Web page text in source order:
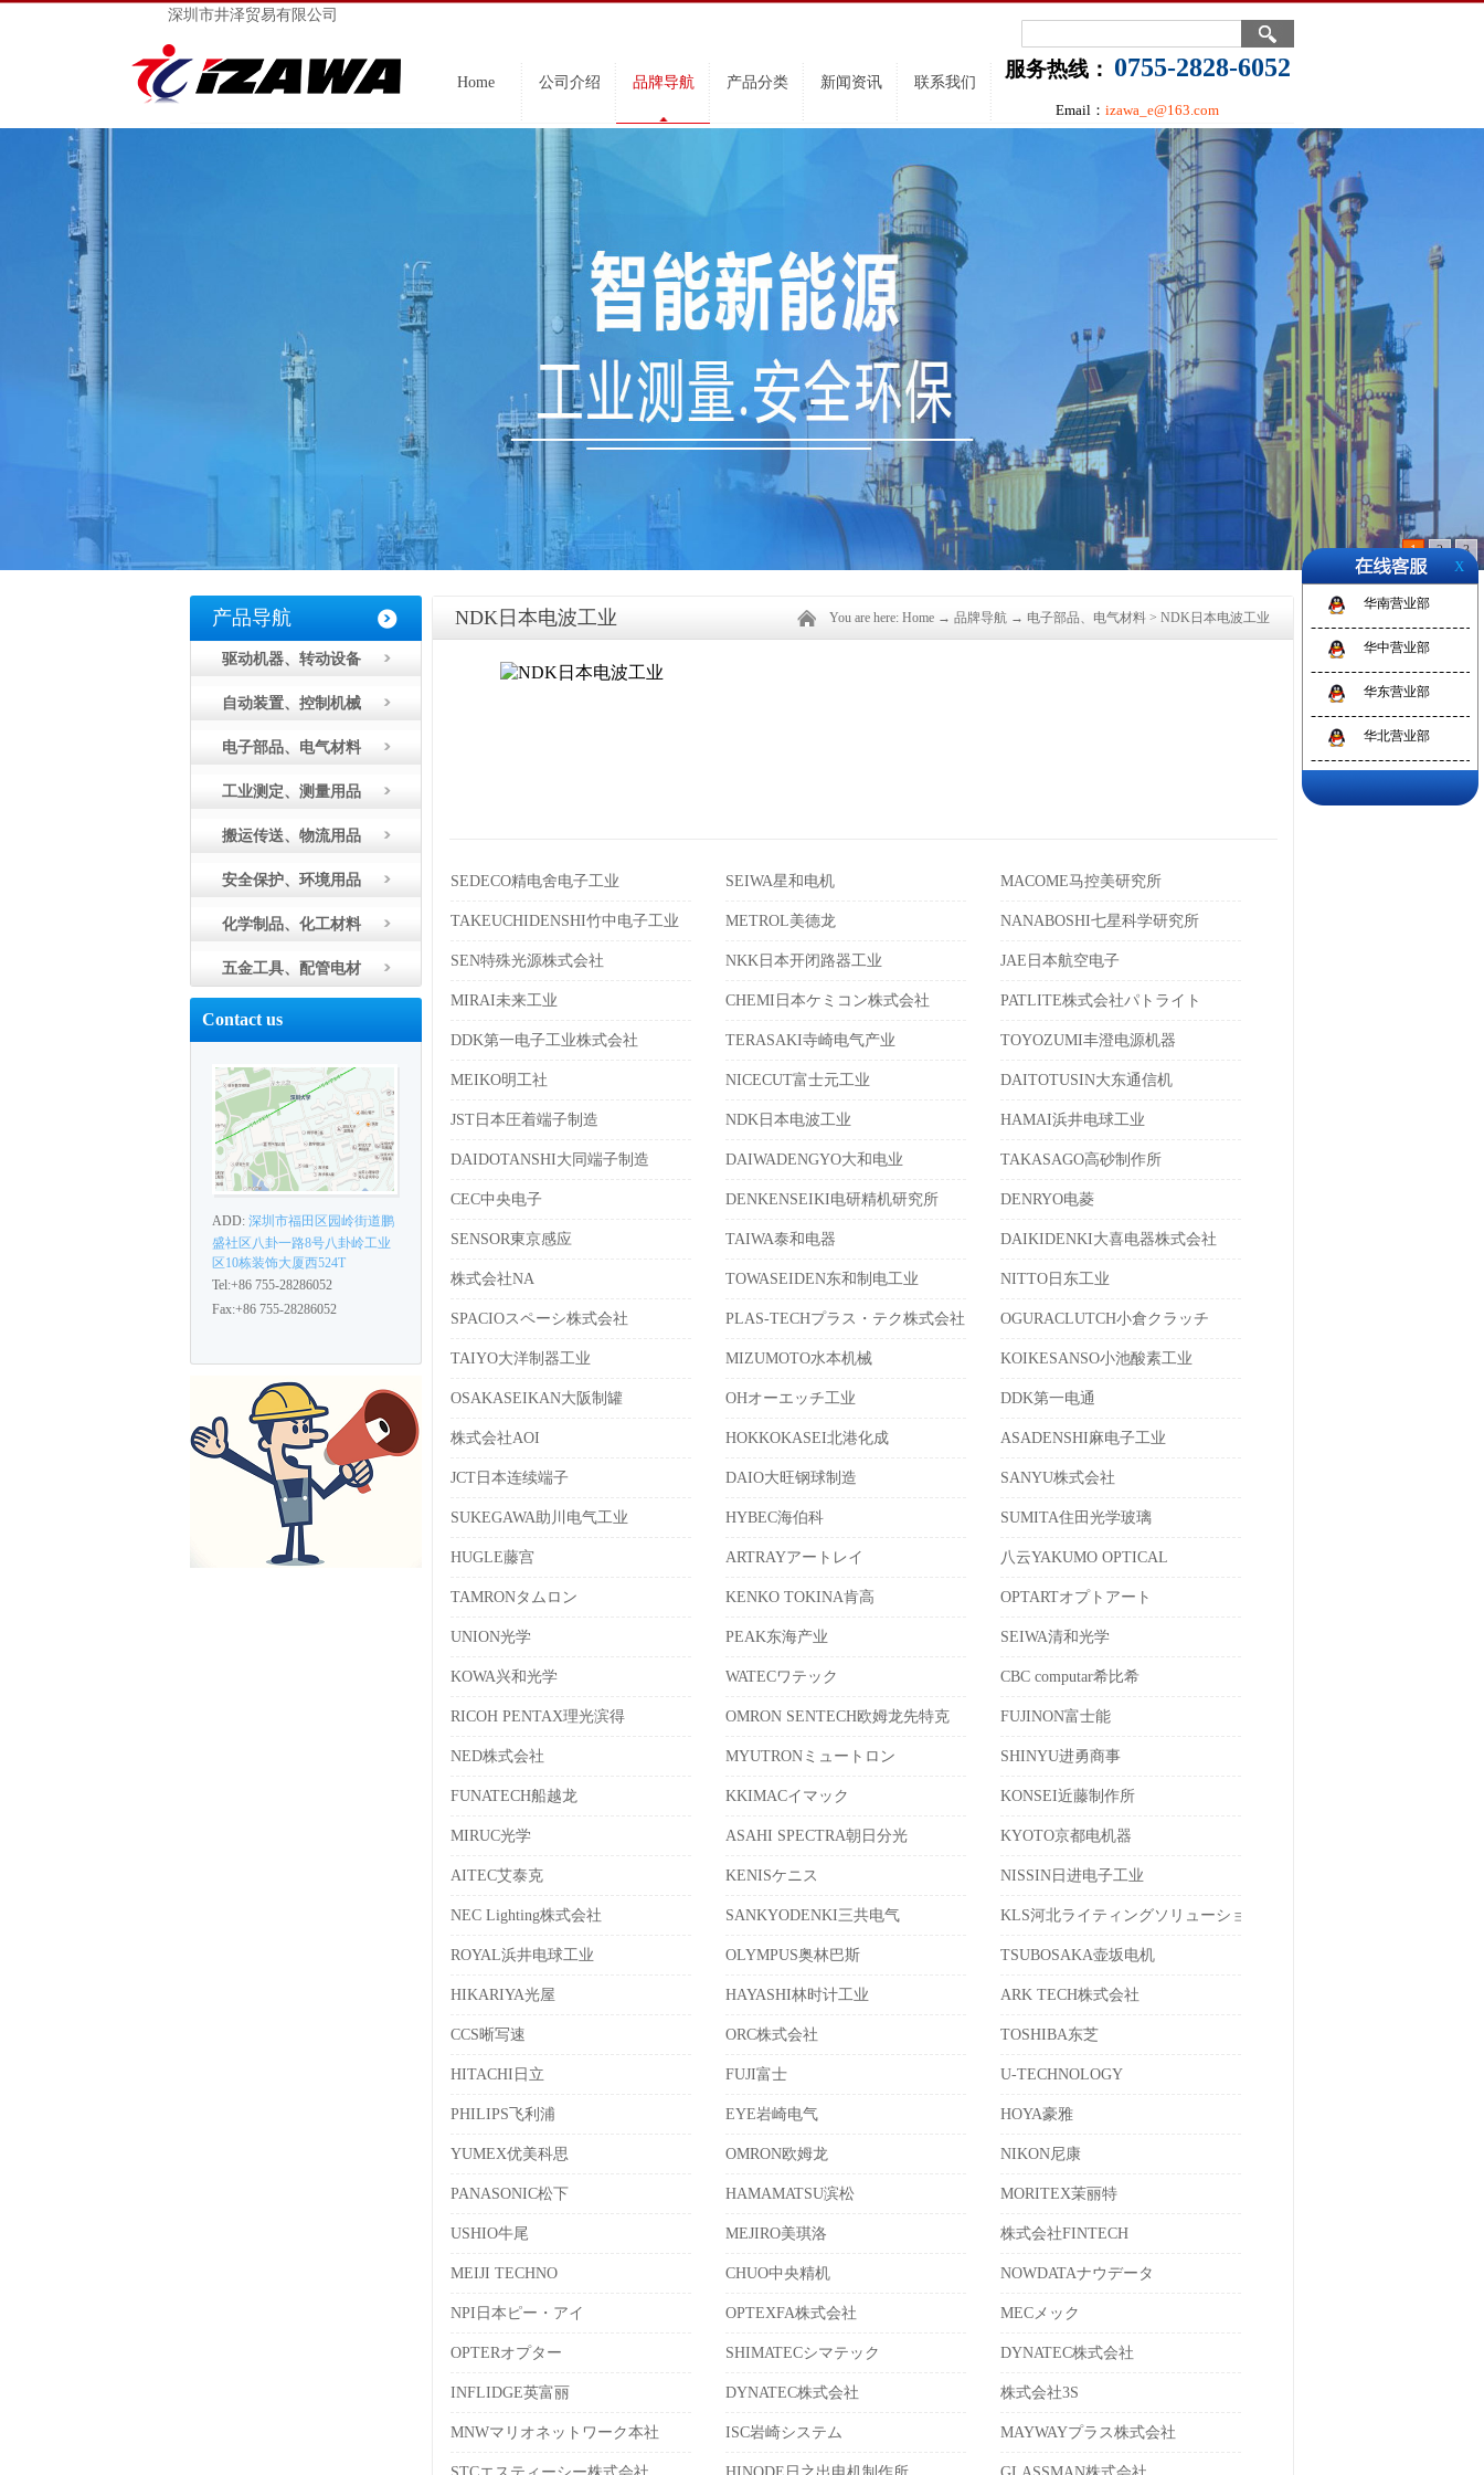
深圳市井泽贸易有限公司
服务热线： 0755-2828-6052
Email： izawa_e@163.com
Home 公司介绍 品牌导航 产品分类 新闻资讯 联系我们
1 2 3
产品导航
驱动机器、转动设备
自动装置、控制机械
电子部品、电气材料
工业测定、测量用品
搬运传送、物流用品
安全保护、环境用品
化学制品、化工材料
五金工具、配管电材
Contact us
ADD: 深圳市福田区园岭街道鹏
盛社区八卦一路8号八卦岭工业
区10栋装饰大厦西524T
Tel:+86 755-28286052
Fax:+86 755-28286052
NDK日本电波工业 You are here: Home → 品牌导航 → 电子部品、电气材料 > NDK日本电波工业
SEDECO精电舍电子工业 SEIWA星和电机 MACOME马控美研究所
TAKEUCHIDENSHI竹中电子工业 METROL美德龙 NANABOSHI七星科学研究所
SEN特殊光源株式会社 NKK日本开闭路器工业 JAE日本航空电子
MIRAI未来工业 CHEMI日本ケミコン株式会社 PATLITE株式会社パトライト
DDK第一电子工业株式会社 TERASAKI寺崎电气产业 TOYOZUMI丰澄电源机器
MEIKO明工社 NICECUT富士元工业 DAITOTUSIN大东通信机
JST日本圧着端子制造 NDK日本电波工业 HAMAI浜井电球工业
DAIDOTANSHI大同端子制造 DAIWADENGYO大和电业 TAKASAGO高砂制作所
CEC中央电子 DENKENSEIKI电研精机研究所 DENRYO电菱
SENSOR東京感应 TAIWA泰和电器 DAIKIDENKI大喜电器株式会社
株式会社NA TOWASEIDEN东和制电工业 NITTO日东工业
SPACIOスペーシ株式会社 PLAS-TECHプラス・テク株式会社 OGURACLUTCH小倉クラッチ
TAIYO大洋制器工业 MIZUMOTO水本机械 KOIKESANSO小池酸素工业
OSAKASEIKAN大阪制罐 OHオーエッチ工业 DDK第一电通
株式会社AOI HOKKOKASEI北港化成 ASADENSHI麻电子工业
JCT日本连续端子 DAIO大旺钢球制造 SANYU株式会社
SUKEGAWA助川电气工业 HYBEC海伯科 SUMITA住田光学玻璃
HUGLE藤宫 ARTRAYアートレイ 八云YAKUMO OPTICAL
TAMRONタムロン KENKO TOKINA肯高 OPTARTオプトアート
UNION光学 PEAK东海产业 SEIWA清和光学
KOWA兴和光学 WATECワテック CBC computar希比希
RICOH PENTAX理光滨得 OMRON SENTECH欧姆龙先特克 FUJINON富士能
NED株式会社 MYUTRONミュートロン SHINYU进勇商事
FUNATECH船越龙 KKIMACイマック KONSEI近藤制作所
MIRUC光学 ASAHI SPECTRA朝日分光 KYOTO京都电机器
AITEC艾泰克 KENISケニス NISSIN日进电子工业
NEC Lighting株式会社 SANKYODENKI三共电气 KLS河北ライティングソリューションズ
ROYAL浜井电球工业 OLYMPUS奥林巴斯 TSUBOSAKA壶坂电机
HIKARIYA光屋 HAYASHI林时计工业 ARK TECH株式会社
CCS晰写速 ORC株式会社 TOSHIBA东芝
HITACHI日立 FUJI富士 U-TECHNOLOGY
PHILIPS飞利浦 EYE岩崎电气 HOYA豪雅
YUMEX优美科思 OMRON欧姆龙 NIKON尼康
PANASONIC松下 HAMAMATSU滨松 MORITEX茉丽特
USHIO牛尾 MEJIRO美琪洛 株式会社FINTECH
MEIJI TECHNO CHUO中央精机 NOWDATAナウデータ
NPI日本ピー・アイ OPTEXFA株式会社 MECメック
OPTERオプター SHIMATECシマテック DYNATEC株式会社
INFLIDGE英富丽 DYNATEC株式会社 株式会社3S
MNWマリオネットワーク本社 ISC岩崎システム MAYWAYプラス株式会社
X
华南营业部
华中营业部
华东营业部
华北营业部